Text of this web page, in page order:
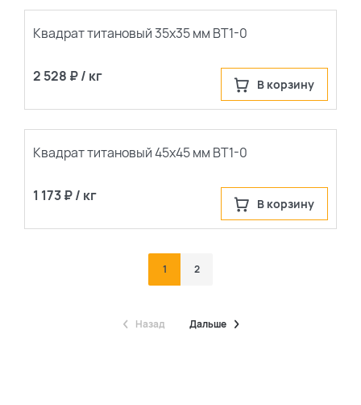
Квадрат титановый 35х35 мм ВТ1-0
2 528 ₽ / кг В корзину
Квадрат титановый 45х45 мм ВТ1-0
1 173 ₽ / кг В корзину
Назад
1 2
Дальше